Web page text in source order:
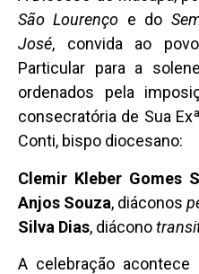
São Lourenço e do
José, convida ao
Particular para a
ordenados pela
consecratória de Sua
Conti, bispo diocesano:
Clemir Kleber Gomes
Anjos Souza, diáconos
Silva Dias, diácono
A celebração